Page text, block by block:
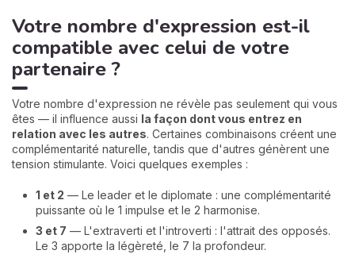
Votre nombre d'expression est-il
compatible avec celui de votre
partenaire ?
Votre nombre d'expression ne révèle pas seulement qui vous
êtes — il influence aussi la façon dont vous entrez en
relation avec les autres. Certaines combinaisons créent une
complémentarité naturelle, tandis que d'autres génèrent une
tension stimulante. Voici quelques exemples :
1 et 2 — Le leader et le diplomate : une complémentarité
puissante où le 1 impulse et le 2 harmonise.
3 et 7 — L'extraverti et l'introverti : l'attrait des opposés.
Le 3 apporte la légèreté, le 7 la profondeur.